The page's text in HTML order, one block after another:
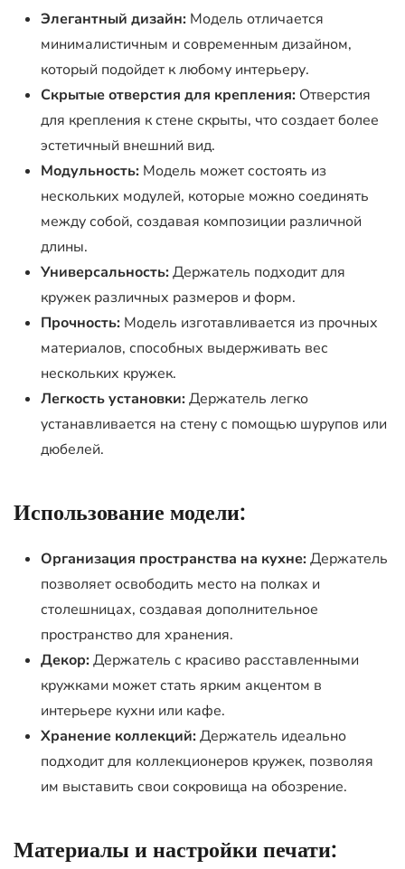
Элегантный дизайн: Модель отличается
минималистичным и современным дизайном,
который подойдет к любому интерьеру.
Скрытые отверстия для крепления: Отверстия
для крепления к стене скрыты, что создает более
эстетичный внешний вид.
Модульность: Модель может состоять из
нескольких модулей, которые можно соединять
между собой, создавая композиции различной
длины.
Универсальность:Держатель подходит для
кружек различных размеров и форм.
Прочность: Модель изготавливается из прочных
материалов, способных выдерживать вес
нескольких кружек.
Легкость установки:Держатель легко
устанавливается на стену с помощью шурупов или
дюбелей.
Использование модели:
Организация пространства на кухне:Держатель
позволяет освободить место на полках и
столешницах, создавая дополнительное
пространство для хранения.
Декор:Держатель с красиво расставленными
кружками может стать ярким акцентом в
интерьере кухни или кафе.
Хранение коллекций:Держатель идеально
подходит для коллекционеров кружек, позволяя
им выставить свои сокровища на обозрение.
Материалы и настройки печати: